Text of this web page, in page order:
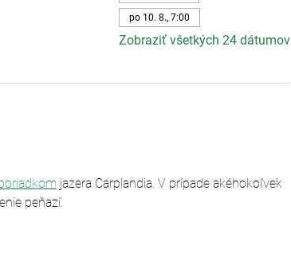
po 10. 8., 7:00
Zobraziť všetkých 24 dátumov
jazera Carplandia. V prípade akéhokoľvek
peňazí.